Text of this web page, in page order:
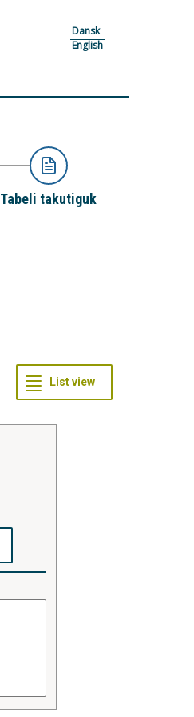
Dansk
English
Tabeli takutiguk